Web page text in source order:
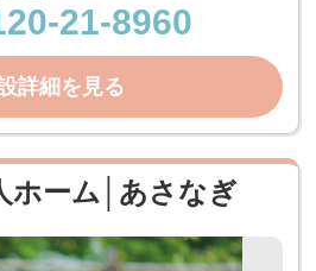
21-8960
詳細を見る
ホーム│あさなぎ